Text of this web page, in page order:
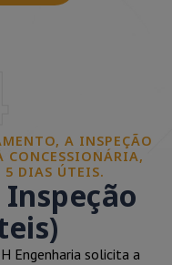
A INSPEÇÃO
CONCESSIONÁRIA,
5 DIAS ÚTEIS.
Engenharia solicita a